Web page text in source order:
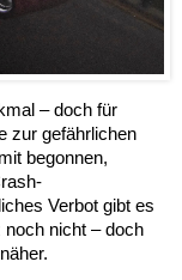
– doch für
zur gefährlichen
begonnen,
Verbot gibt es
nicht – doch